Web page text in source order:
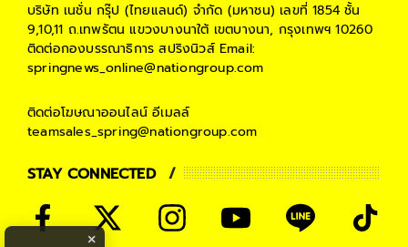
บริษัท เนชั่น กรุ๊ป (ไทยแลนด์) จำกัด (มหาชน) เลขที่ 1854 ชั้น
9,10,11 ถ.เทพรัตน แขวงบางนาใต้ เขตบางนา, กรุงเทพฯ 10260
ติดต่อกองบรรณาธิการ สปริงนิวส์Email:
springnews_online@nationgroup.com
ติดต่อโฆษณาออนไลน์ อีเมลล์
teamsales_spring@nationgroup.com
STAY CONNECTED
×